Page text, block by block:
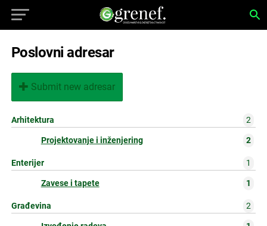
Poslovni adresar
Submit new adresar
Arhitektura 2
Projektovanje i inženjering 2
Enterijer 1
Zavese i tapete 1
Građevina 2